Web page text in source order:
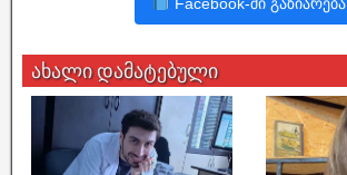
ახალი დამატებული